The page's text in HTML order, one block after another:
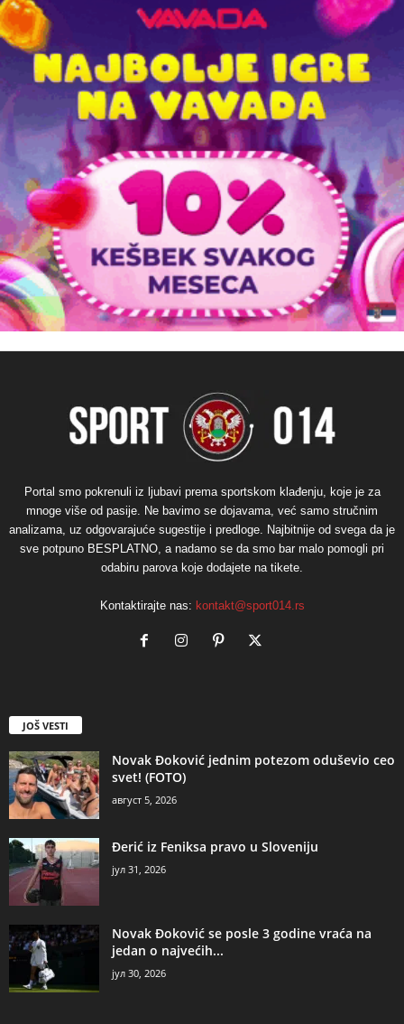
Portal smo pokrenuli iz ljubavi prema sportskom klađenju, koje je za
mnoge više od pasije. Ne bavimo se dojavama, već samo stručnim
analizama, uz odgovarajuće sugestije i predloge. Najbitnije od svega da je
sve potpuno BESPLATNO, a nadamo se da smo bar malo pomogli pri
odabiru parova koje dodajete na tikete.
Kontaktirajte nas: kontakt@sport014.rs
JOŠ VESTI
Novak Đoković jednim potezom oduševio ceo
svet! (FOTO)
август 5, 2026
Đerić iz Feniksa pravo u Sloveniju
јул 31, 2026
Novak Đoković se posle 3 godine vraća na
jedan o najvećih...
јул 30, 2026